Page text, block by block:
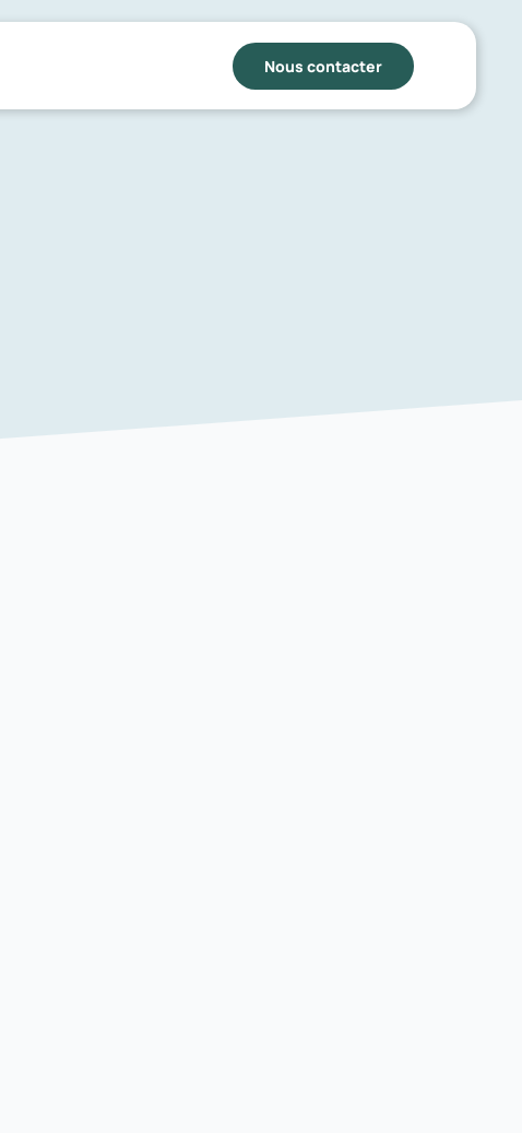
Nous contacter